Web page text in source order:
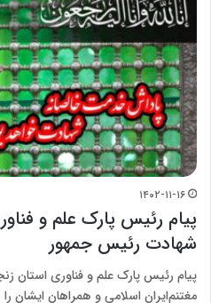
۱۴۰۲-۱۱-۱۶
پیام رئیس پارک علم و
شهادت رئیس جمهور
پیام رئیس پارک علم و فناوری استان
مغتنم‌ایران اسلامی و همراهان ایشان را